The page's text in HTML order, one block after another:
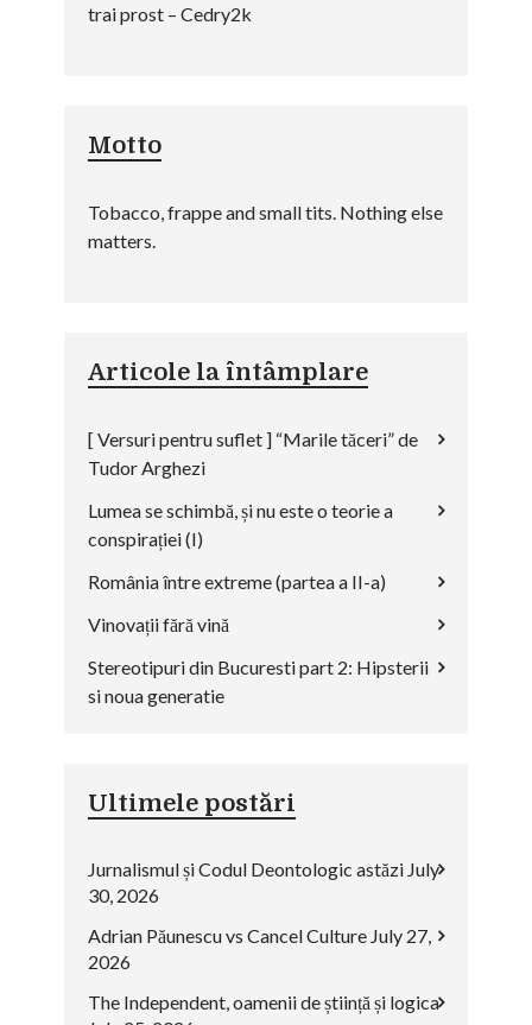
trai prost – Cedry2k
Motto
Tobacco, frappe and small tits. Nothing else
matters.
Articole la întâmplare
[ Versuri pentru suflet ] “Marile tăceri” de
Tudor Arghezi
Lumea se schimbă, și nu este o teorie a
conspirației (I)
România între extreme (partea a II-a)
Vinovații fără vină
Stereotipuri din Bucuresti part 2: Hipsterii
si noua generatie
Ultimele postări
Jurnalismul și Codul Deontologic astăzi July
30, 2026
Adrian Păunescu vs Cancel Culture July 27,
2026
The Independent, oamenii de știință și logica